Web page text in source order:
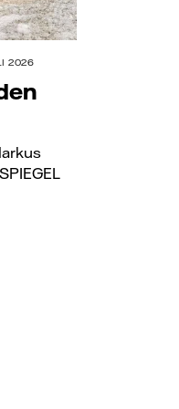
2026